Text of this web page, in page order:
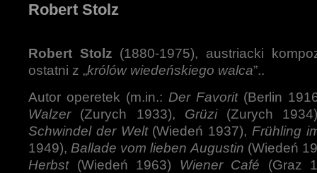
Robert Stolz
Robert Stolz (1880-1975), austriacki
ostatni z „królów wiedeńskiego walca”..
Autor operetek (m.in.: Der Favorit(Berlin
Walzer(Zurych 1933), Grüzi(Zurych
Schwindel der Welt(Wiedeń 1937), Frühling
1949), Ballade vom lieben Augustin (Wiedeń
Herbst(Wiedeń 1963) Wiener Café (Graz